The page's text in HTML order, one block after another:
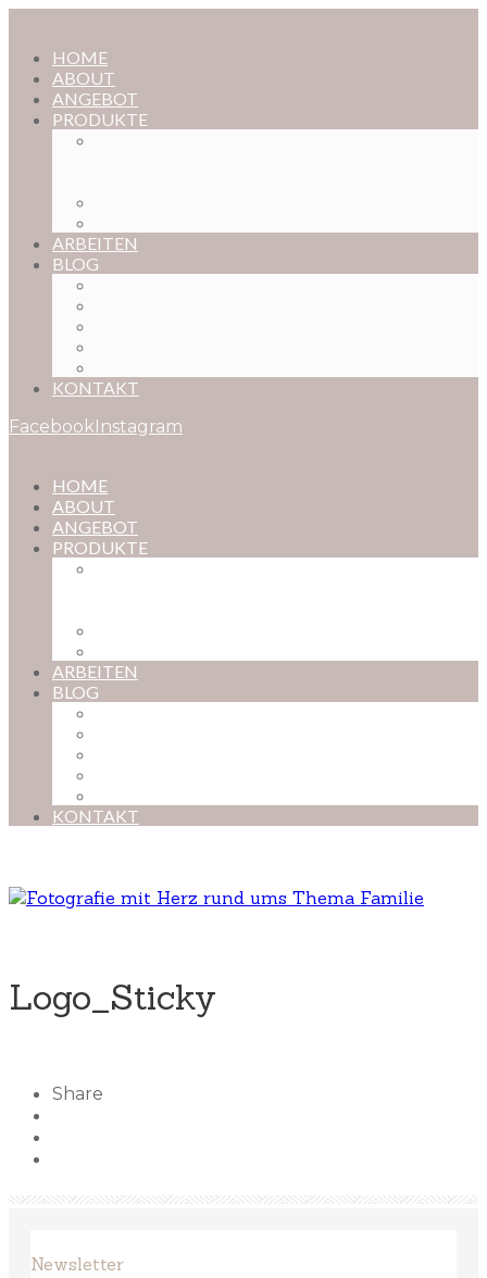
HOME
ABOUT
ANGEBOT
PRODUKTE
ARBEITEN
BLOG
KONTAKT
FacebookInstagram
HOME
ABOUT
ANGEBOT
PRODUKTE
ARBEITEN
BLOG
KONTAKT
Logo_Sticky
Share
Newsletter